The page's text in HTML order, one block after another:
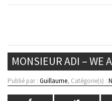
MONSIEUR ADI – WE
Publié par : Guillaume, Catégorie(s) :